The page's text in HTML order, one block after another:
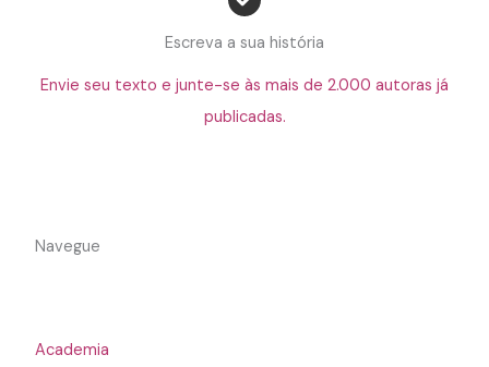
Escreva a sua história
Envie seu texto e junte-se às mais de 2.000 autoras já
publicadas.
Navegue
Academia